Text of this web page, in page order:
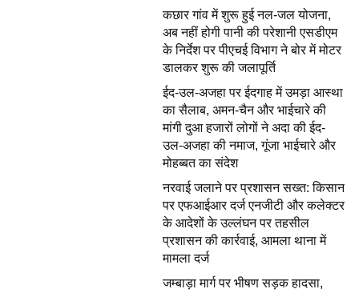
कछार गांव में शुरू हुई नल-जल योजना,
अब नहीं होगी पानी की परेशानी एसडीएम
के निर्देश पर पीएचई विभाग ने बोर में मोटर
डालकर शुरू की जलापूर्ति
ईद-उल-अजहा पर ईदगाह में उमड़ा आस्था
का सैलाब, अमन-चैन और भाईचारे की
मांगी दुआ हजारों लोगों ने अदा की ईद-
उल-अजहा की नमाज, गूंजा भाईचारे और
मोहब्बत का संदेश
नरवाई जलाने पर प्रशासन सख्त: किसान
पर एफआईआर दर्ज एनजीटी और कलेक्टर
के आदेशों के उल्लंघन पर तहसील
प्रशासन की कार्रवाई, आमला थाना में
मामला दर्ज
जम्बाड़ा मार्ग पर भीषण सड़क हादसा,